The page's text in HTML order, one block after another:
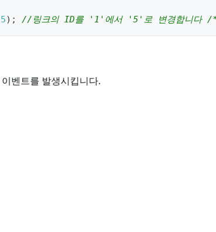
5) ; //링크의 ID를 '1'에서 '5'로 변경합니다
이벤트를 발생시킵니다.